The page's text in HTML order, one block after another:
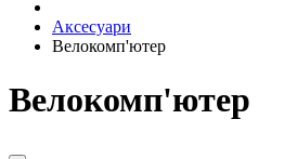
Аксесуари
Велокомп'ютер
Велокомп'ютер